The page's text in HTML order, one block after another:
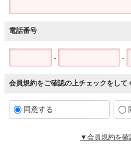
電話番号
- -
会員規約をご確認の上チェックをして
同意する
▼会員規約を